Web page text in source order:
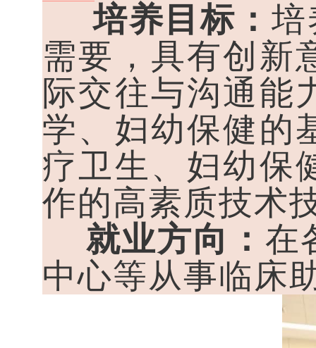
培养目标： 培
需要，具有创新
际交往与沟通能
学、妇幼保健的
疗卫生、妇幼保
作的高素质技术
就业方向： 在
中心等从事临床